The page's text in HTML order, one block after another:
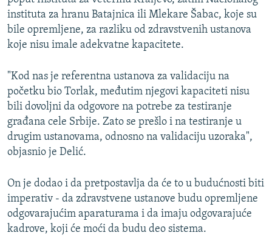
instituta za hranu Batajnica ili Mlekare Šabac, koje su
bile opremljene, za razliku od zdravstvenih ustanova
koje nisu imale adekvatne kapacitete.
"Kod nas je referentna ustanova za validaciju na
početku bio Torlak, međutim njegovi kapaciteti nisu
bili dovoljni da odgovore na potrebe za testiranje
građana cele Srbije. Zato se prešlo i na testiranje u
drugim ustanovama, odnosno na validaciju uzoraka",
objasnio je Delić.
On je dodao i da pretpostavlja da će to u budućnosti biti
imperativ - da zdravstvene ustanove budu opremljene
odgovarajućim aparaturama i da imaju odgovarajuće
kadrove, koji će moći da budu deo sistema.